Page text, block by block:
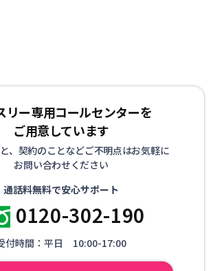
リー専用コールセンターを
ご用意しています
、契約のことなどご不明点はお気軽に
お問い合わせください
通話料無料で安心サポート
0120-302-190
付時間：平日 10:00-17:00